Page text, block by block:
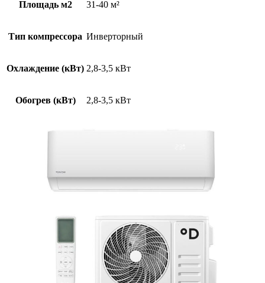
Площадь м2 31-40 м²
Тип компрессора Инверторный
Охлаждение (кВт) 2,8-3,5 кВт
Обогрев (кВт) 2,8-3,5 кВт